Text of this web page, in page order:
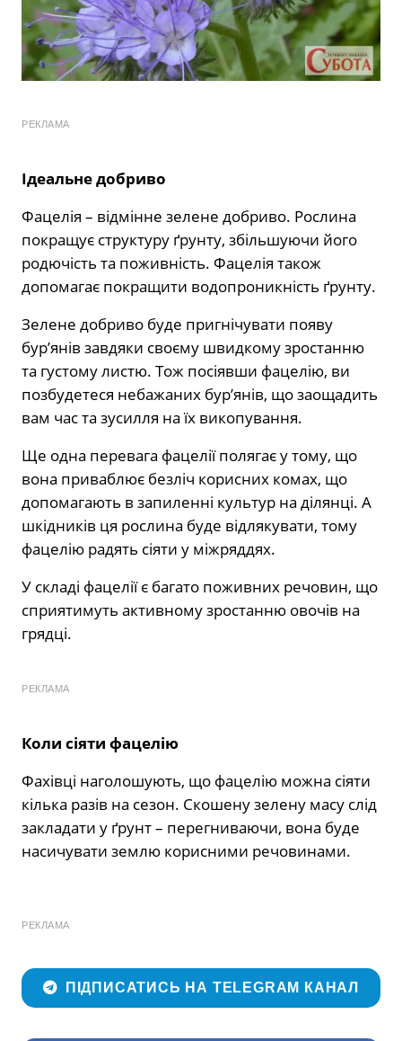
РЕКЛАМА
Ідеальне добриво
Фацелія – відмінне зелене добриво. Рослина
покращує структуру ґрунту, збільшуючи його
родючість та поживність. Фацелія також
допомагає покращити водопроникність ґрунту.
Зелене добриво буде пригнічувати появу
бур’янів завдяки своєму швидкому зростанню
та густому листю. Тож посіявши фацелію, ви
позбудетеся небажаних бур’янів, що заощадить
вам час та зусилля на їх викопування.
Ще одна перевага фацелії полягає у тому, що
вона приваблює безліч корисних комах, що
допомагають в запиленні культур на ділянці. А
шкідників ця рослина буде відлякувати, тому
фацелію радять сіяти у міжряддях.
У складі фацелії є багато поживних речовин, що
сприятимуть активному зростанню овочів на
грядці.
РЕКЛАМА
Коли сіяти фацелію
Фахівці наголошують, що фацелію можна сіяти
кілька разів на сезон. Скошену зелену масу слід
закладати у ґрунт – перегниваючи, вона буде
насичувати землю корисними речовинами.
РЕКЛАМА
ПІДПИСАТИСЬ НА TELEGRAM КАНАЛ